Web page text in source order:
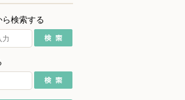
検索する